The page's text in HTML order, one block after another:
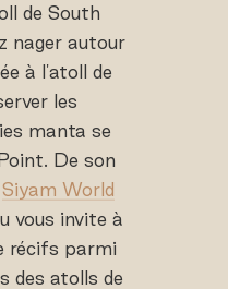
de South
nager autour
à l'atoll de
les
manta se
De son
Siyam World
vous invite à
récifs parmi
des atolls de